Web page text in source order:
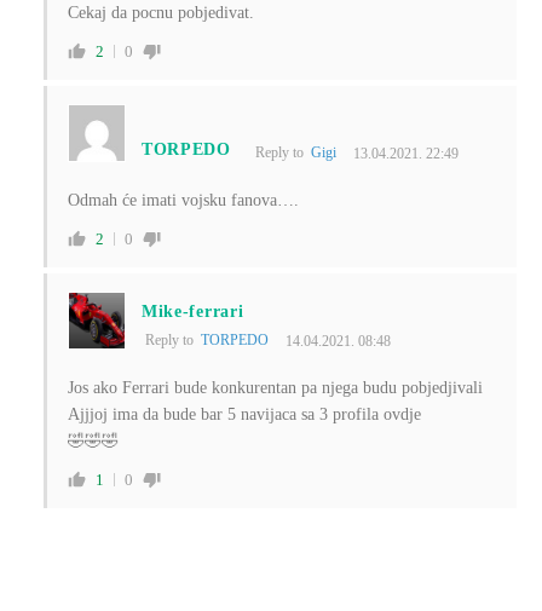
Cekaj da pocnu pobjedivat.
2 0
TORPEDO Reply to Gigi 13.04.2021. 22:49
Odmah će imati vojsku fanova….
2 0
Mike-ferrari
Reply to TORPEDO 14.04.2021. 08:48
Jos ako Ferrari bude konkurentan pa njega budu pobjedjivali
Ajjjoj ima da bude bar 5 navijaca sa 3 profila ovdje
🤣🤣🤣
1 0